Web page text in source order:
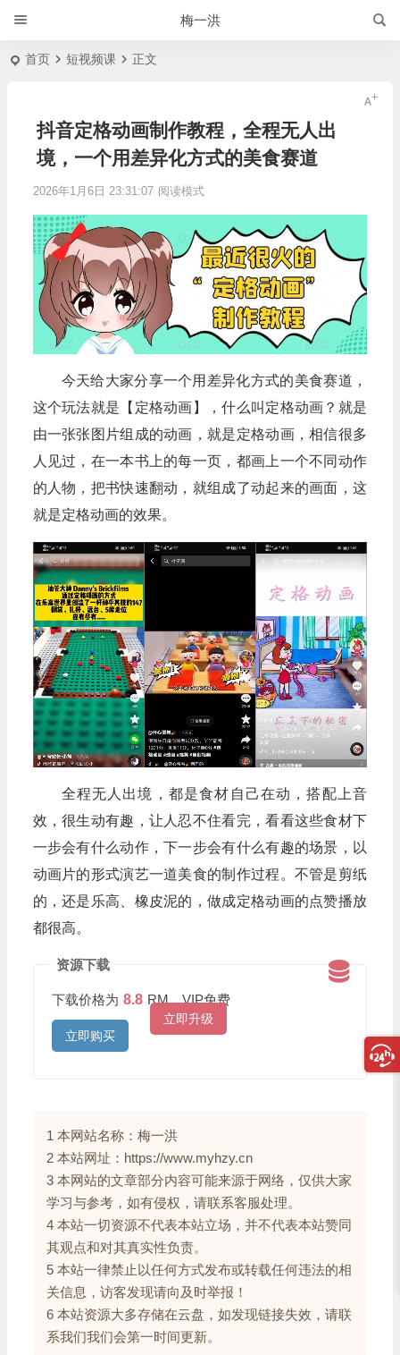
梅一洪
首页 短视频课 正文
抖音定格动画制作教程，全程无人出
境，一个用差异化方式的美食赛道
2026年1月6日 23:31:07 阅读模式
今天给大家分享一个用差异化方式的美食赛道，
这个玩法就是【定格动画】，什么叫定格动画？就是
由一张张图片组成的动画，就是定格动画，相信很多
人见过，在一本书上的每一页，都画上一个不同动作
的人物，把书快速翻动，就组成了动起来的画面，这
就是定格动画的效果。
全程无人出境，都是食材自己在动，搭配上音
效，很生动有趣，让人忍不住看完，看看这些食材下
一步会有什么动作，下一步会有什么有趣的场景，以
动画片的形式演艺一道美食的制作过程。不管是剪纸
的，还是乐高、橡皮泥的，做成定格动画的点赞播放
都很高。
资源下载
下载价格为 8.8 RM，VIP免费
立即升级
立即购买
1 本网站名称：梅一洪
2 本站网址：https://www.myhzy.cn
3 本网站的文章部分内容可能来源于网络，仅供大家
学习与参考，如有侵权，请联系客服处理。
4 本站一切资源不代表本站立场，并不代表本站赞同
其观点和对其真实性负责。
5 本站一律禁止以任何方式发布或转载任何违法的相
关信息，访客发现请向及时举报！
6 本站资源大多存储在云盘，如发现链接失效，请联
系我们我们会第一时间更新。